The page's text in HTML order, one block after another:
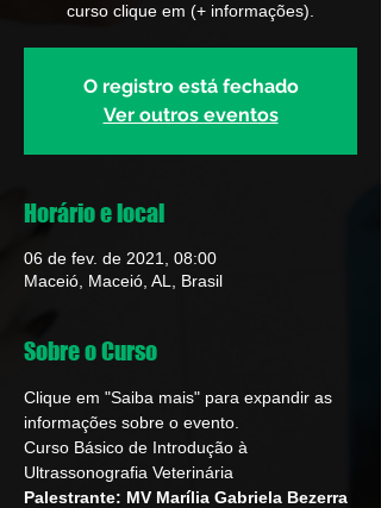
curso clique em (+ informações).
O registro está fechado
Ver outros eventos
Horário e local
06 de fev. de 2021, 08:00
Maceió, Maceió, AL, Brasil
Sobre o Curso
Clique em "Saiba mais" para expandir as
informações sobre o evento.
Curso Básico de Introdução à
Ultrassonografia Veterinária
Palestrante: MV Marília Gabriela Bezerra